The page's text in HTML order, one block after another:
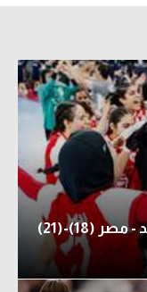
مباشر كأس العالم للناشئات كرة يد - مصر (18)-(21)